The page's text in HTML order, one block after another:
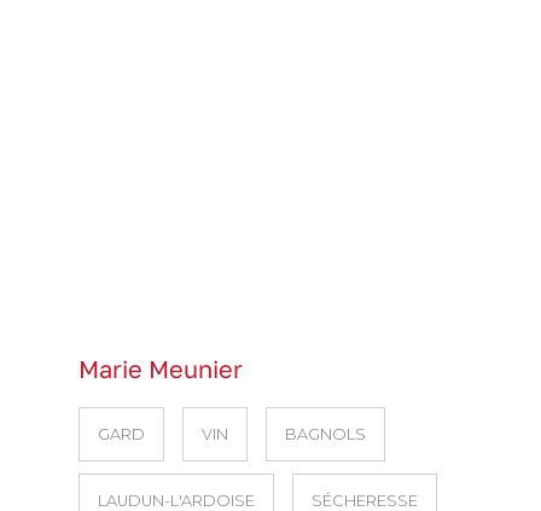
Marie Meunier
GARD VIN BAGNOLS
LAUDUN-L'ARDOISE SÉCHERESSE